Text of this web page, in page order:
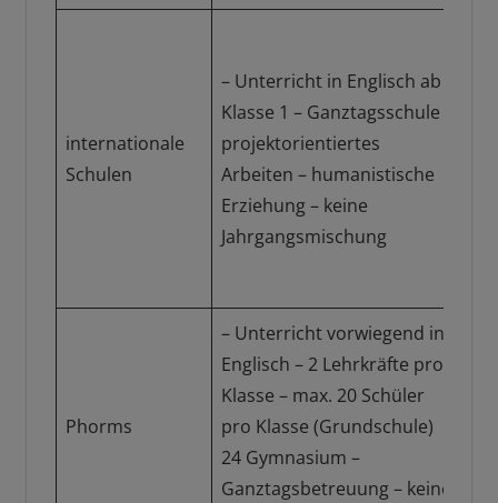
internationale
Schulen
– Unterricht in Englisch ab
Klasse 1 – Ganztagsschule –
projektorientiertes
Arbeiten – humanistische
Erziehung – keine
Jahrgangsmischung
Phorms
– Unterricht vorwiegend in
Englisch – 2 Lehrkräfte pro
Klasse – max. 20 Schüler
pro Klasse (Grundschule)
24 Gymnasium –
Ganztagsbetreuung – keine